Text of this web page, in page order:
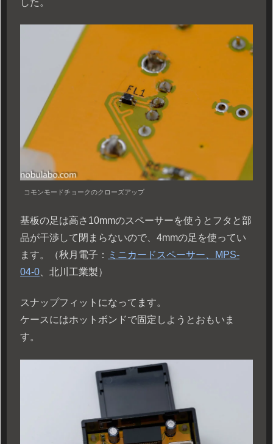
コモンモードチョークのクローズアップ
基板の足は高さ10mmのスペーサーを使うとフタと部
品が干渉して閉まらないので、4mmの足を使ってい
ます。（秋月電子：
ミニカードスペーサー、MPS-
04-0 、北川工業製）
スナップフィットになってます。
ケースにはホットボンドで固定しようとおもいま
す。